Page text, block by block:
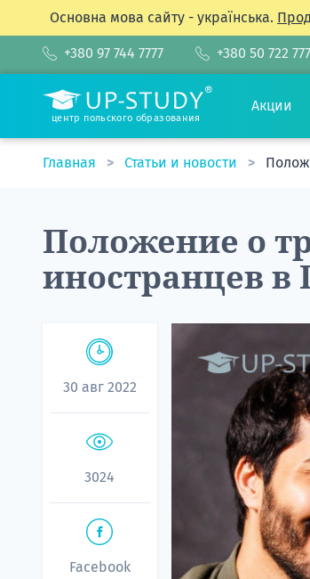
Основна мова сайту - українська.
+380 97 744 7777 +380 50 722
центр польского образования
Акции
Главная Статьи и новости
Положение о
иностранцев
30 авг 2022
3024
Facebook